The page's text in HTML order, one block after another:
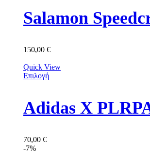
Salamon
150,00 €
Quick View
Επιλογή
Adidas X
70,00 €
-7%